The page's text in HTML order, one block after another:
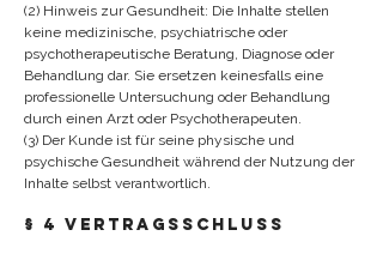
(2) Hinweis zur Gesundheit: Die Inhalte stellen
keine medizinische, psychiatrische oder
psychotherapeutische Beratung, Diagnose oder
Behandlung dar. Sie ersetzen keinesfalls eine
professionelle Untersuchung oder Behandlung
durch einen Arzt oder Psychotherapeuten.
(3) Der Kunde ist für seine physische und
psychische Gesundheit während der Nutzung der
Inhalte selbst verantwortlich.
§ 4 Vertragsschluss